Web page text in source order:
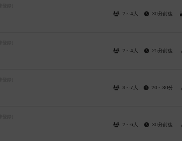
2～4人 30分前後
2～4人 25分前後
3～7人 20～30分
2～6人 30分前後